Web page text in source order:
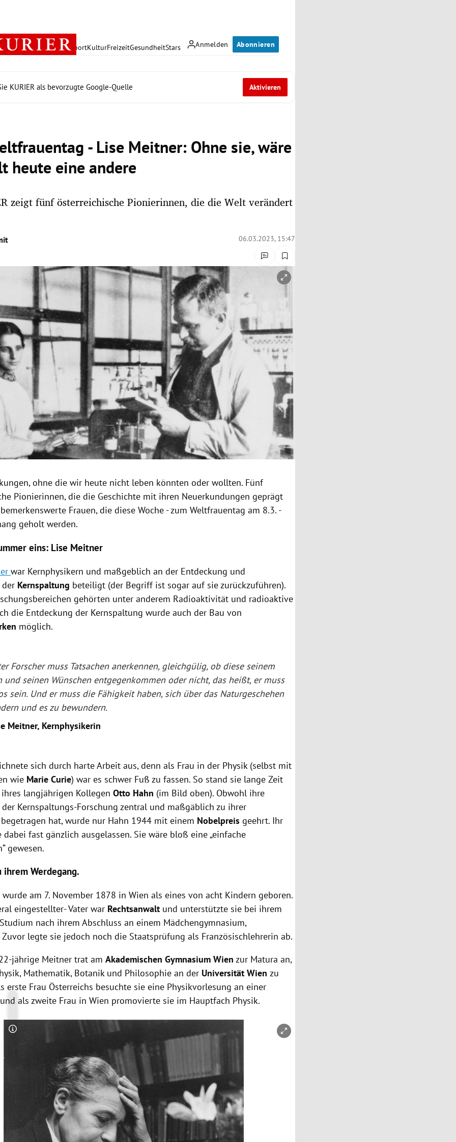
Anmelden Abonnieren
PolitikWirtschaft SportKulturFreizeitGesundheitStars
KURIER als bevorzugte Google-Quelle Aktivieren
- Lise Meitner: Ohne sie, wäre
heute eine andere
zeigt fünf österreichische Pionierinnen, die die Welt verändert
06.03.2023, 15:47
öffnen/schließen
ohne die wir heute nicht leben könnten oder wollten. Fünf
Pionierinnen, die die Geschichte mit ihren Neuerkundungen geprägt
Frauen, die diese Woche - zum Weltfrauentag am 8.3. -
geholt werden.
eins: Lise Meitner
war Kernphysikern und maßgeblich an der Entdeckung und
Kernspaltung beteiligt (der Begriff ist sogar auf sie zurückzuführen).
gehörten unter anderem Radioaktivität und radioaktive
die Entdeckung der Kernspaltung wurde auch der Bau von
möglich.
Forscher muss Tatsachen anerkennen, gleichgülig, ob diese seinem
und seinen Wünschen entgegenkommen oder nicht, das heißt, er muss
sein. Und er muss die Fähigkeit haben, sich über das Naturgeschehen
und es zu bewundern.
Meitner, Kernphysikerin
sich durch harte Arbeit aus, denn als Frau in der Physik (selbst mit
wie Marie Curie) war es schwer Fuß zu fassen. So stand sie lange Zeit
langjährigen KollegenOtto Hahn (im Bild oben). Obwohl ihre
Kernspaltungs-Forschung zentral und maßgäblich zu ihrer
hat, wurde nur Hahn 1944 mit einem Nobelpreis geehrt. Ihr
dabei fast gänzlich ausgelassen. Sie wäre bloß eine „einfache
gewesen.
ihrem Werdegang.
am 7. November 1878 in Wien als eines von acht Kindern geboren.
eingestellter- Vater war Rechtsanwalt und unterstützte sie bei ihrem
nach ihrem Abschluss an einem Mädchengymnasium,
Zuvor legte sie jedoch noch die Staatsprüfung als Französischlehrerin ab.
jährige Meitner trat amAkademischen Gymnasium Wien zur Matura an,
Mathematik, Botanik und Philosophie an der Universität Wienzu
erste Frau Österreichs besuchte sie eine Physikvorlesung an einer
als zweite Frau in Wien promovierte sie im Hauptfach Physik.
Copyright-Hinweis öffnen/schließen